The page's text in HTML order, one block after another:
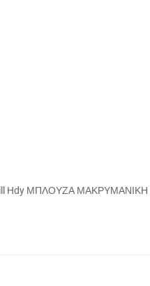
Hdy ΜΠΛΟΥΖΑ ΜΑΚΡΥΜΑΝΙΚΗ